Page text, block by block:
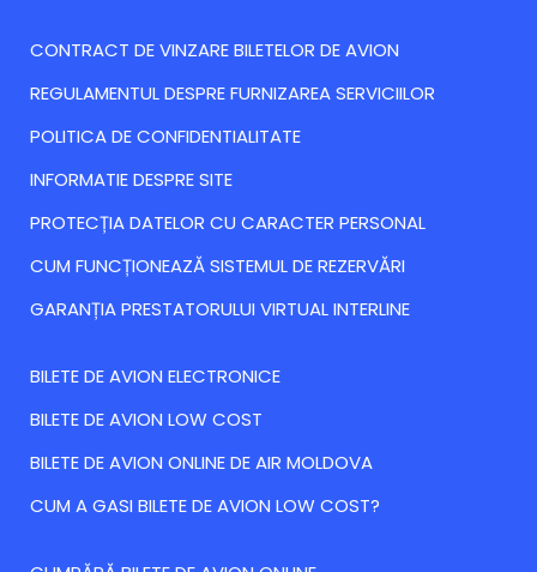
CONTRACT DE VINZARE BILETELOR DE AVION
REGULAMENTUL DESPRE FURNIZAREA SERVICIILOR
POLITICA DE CONFIDENTIALITATE
INFORMATIE DESPRE SITE
PROTECȚIA DATELOR CU CARACTER PERSONAL
CUM FUNCȚIONEAZĂ SISTEMUL DE REZERVĂRI
GARANȚIA PRESTATORULUI VIRTUAL INTERLINE
BILETE DE AVION ELECTRONICE
BILETE DE AVION LOW COST
BILETE DE AVION ONLINE DE AIR MOLDOVA
CUM A GASI BILETE DE AVION LOW COST?